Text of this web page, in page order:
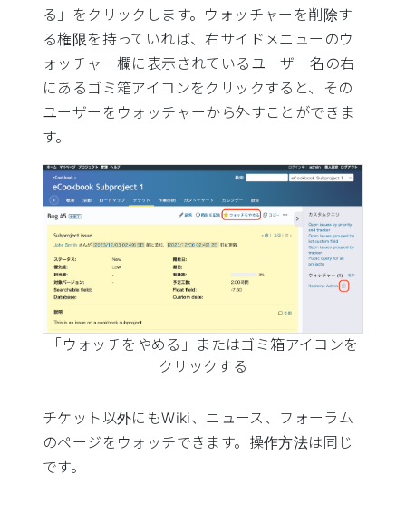
る」をクリックします。ウォッチャーを削除す
る権限を持っていれば、右サイドメニューのウ
ォッチャー欄に表示されているユーザー名の右
にあるゴミ箱アイコンをクリックすると、その
ユーザーをウォッチャーから外すことができま
す。
「ウォッチをやめる」またはゴミ箱アイコンを
クリックする
チケット以外にもWiki、ニュース、フォーラム
のページをウォッチできます。操作方法は同じ
です。